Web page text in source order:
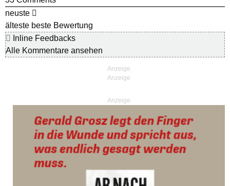
neuste
älteste beste Bewertung
Inline Feedbacks
Alle Kommentare ansehen
Anzeige